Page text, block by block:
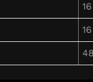
16
16
48